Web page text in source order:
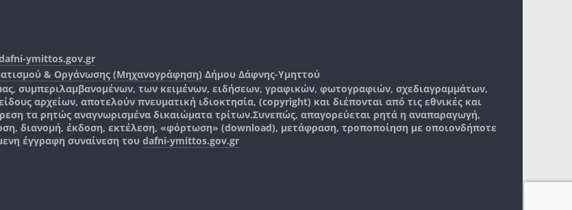
ymittos.gov.gr
& Οργάνωσης (Μηχανογράφηση) Δήμου Δάφνης-Υμηττού
συμπεριλαμβανομένων, των κειμένων, ειδήσεων, γραφικών, φωτογραφιών, σχεδιαγραμμάτων,
αρχείων, αποτελούν πνευματική ιδιοκτησία, (copyright) και διέπονται από τις εθνικές και
τα ρητώς αναγνωρισμένα δικαιώματα τρίτων.Συνεπώς, απαγορεύεται ρητά η αναπαραγωγή,
διανομή, έκδοση, εκτέλεση, «φόρτωση» (download), μετάφραση, τροποποίηση με οποιονδήποτε
έγγραφη συναίνεση του dafni-ymittos.gov.gr